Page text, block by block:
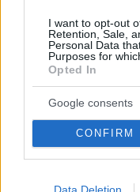
I want to opt-out
Retention, Sale,
Personal Data
Purposes for
Opted In
Google consents
CONFIRM
Data Deletion
Cut The Rope
ΔΕΙΤΕ ΟΛΑ ΤΑ
Best of